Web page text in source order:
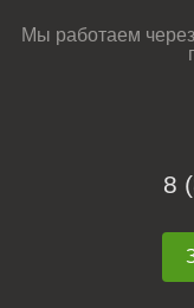
Мы работаем
8